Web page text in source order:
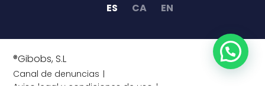
ES CA EN
®Gibobs, S.L
Canal de denuncias
Aviso legal y condiciones de uso